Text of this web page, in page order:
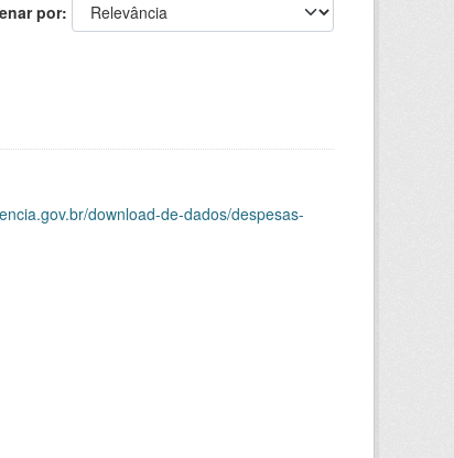
por
download-de-dados/despesas-